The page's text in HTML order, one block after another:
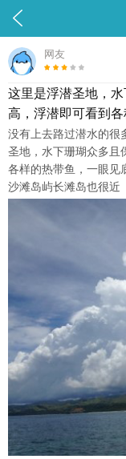

网友
这里是浮潜圣地，
高，浮潜即可看到
没有上去路过潜水的很
圣地，水下珊瑚众多且
各样的热带鱼，一眼见
沙滩岛屿长滩岛也很近